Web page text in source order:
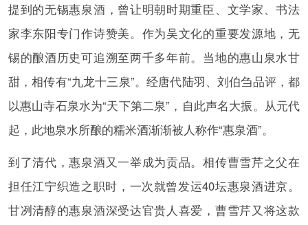
提到的无锡惠泉酒，曾让明朝时期重臣、文学家、书法
家李东阳专门作诗赞美。作为吴文化的重要发源地，无
锡的酿酒历史可追溯至两千多年前。当地的惠山泉水甘
甜，相传有“九龙十三泉”。经唐代陆羽、刘伯刍品评，都
以惠山寺石泉水为“天下第二泉”，自此声名大振。从元代
起，此地泉水所酿的糯米酒渐渐被人称作“惠泉酒”。
到了清代，惠泉酒又一举成为贡品。相传曹雪芹之父在
担任江宁织造之职时，一次就曾发运40坛惠泉酒进京。
甘冽清醇的惠泉酒深受达官贵人喜爱，曹雪芹又将这款